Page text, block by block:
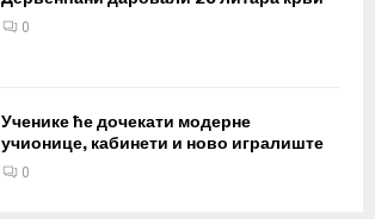
0
Ученике ће дочекати модерне
учионице, кабинети и ново игралиште
0